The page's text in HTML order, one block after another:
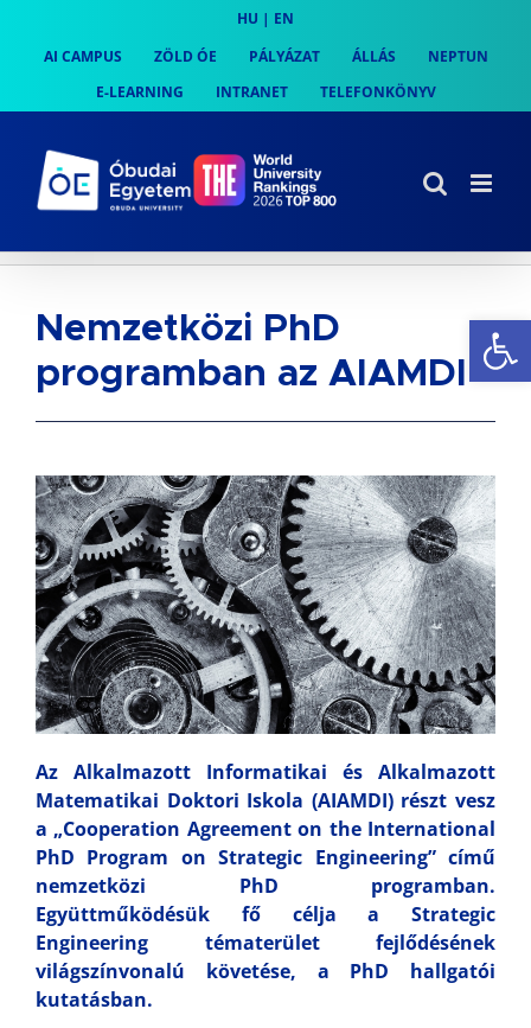
content
HU | EN
AI CAMPUS
ZÖLD ÓE PÁLYÁZAT ÁLLÁS
NEPTUN
E-LEARNING
INTRANET TELEFONKÖNYV
Nemzetközi PhD
programban az AIAMDI
Az Alkalmazott Informatikai és Alkalmazott
Matematikai Doktori Iskola (AIAMDI) részt vesz
a „Cooperation Agreement on the International
PhD Program on Strategic Engineering” című
nemzetközi PhD programban.
Együttműködésük fő célja a Strategic
Engineering tématerület fejlődésének
világszínvonalú követése, a PhD hallgatói
kutatásban.